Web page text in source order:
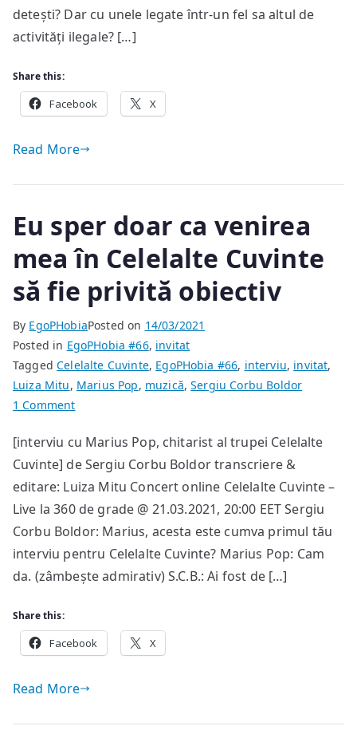
detești? Dar cu unele legate într-un fel sa altul de
activități ilegale? […]
Share this:
Facebook X
Read More
Eu sper doar ca venirea
mea în Celelalte Cuvinte
să fie privită obiectiv
By EgoPHobiaPosted on 14/03/2021
Posted in EgoPHobia #66, invitat
TaggedCelelalte Cuvinte, EgoPHobia #66, interviu, invitat,
Luiza Mitu, Marius Pop, muzică,Sergiu Corbu Boldor
1 Commenton
sper
doar
ca
venirea
mea
Celelalte
Cuvinte
privită
[interviu cu Marius Pop, chitarist al trupei Celelalte
Cuvinte] de Sergiu Corbu Boldor transcriere &
editare: Luiza Mitu Concert online Celelalte Cuvinte –
Live la 360 de grade @ 21.03.2021, 20:00 EET Sergiu
Corbu Boldor: Marius, acesta este cumva primul tău
interviu pentru Celelalte Cuvinte? Marius Pop: Cam
da. (zâmbește admirativ) S.C.B.: Ai fost de […]
Share this:
Facebook X
Read More